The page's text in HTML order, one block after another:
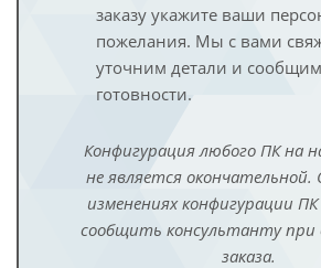
заказу укажите ваши
пожелания. Мы с вами
уточним детали и
готовности.
Конфигурация любого ПК на
не является
изменениях конфигурации
сообщить консультанту при
заказа.